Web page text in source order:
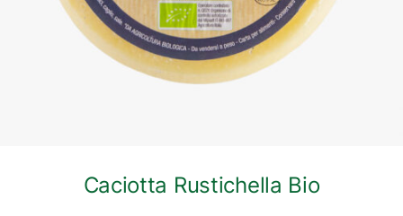
Caciotta Rustichella Bio